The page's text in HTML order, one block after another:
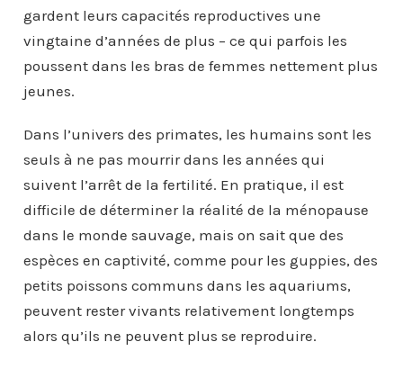
gardent leurs capacités reproductives une
vingtaine d’années de plus – ce qui parfois les
poussent dans les bras de femmes nettement plus
jeunes.
Dans l’univers des primates, les humains sont les
seuls à ne pas mourrir dans les années qui
suivent l’arrêt de la fertilité. En pratique, il est
difficile de déterminer la réalité de la ménopause
dans le monde sauvage, mais on sait que des
espèces en captivité, comme pour les guppies, des
petits poissons communs dans les aquariums,
peuvent rester vivants relativement longtemps
alors qu’ils ne peuvent plus se reproduire.